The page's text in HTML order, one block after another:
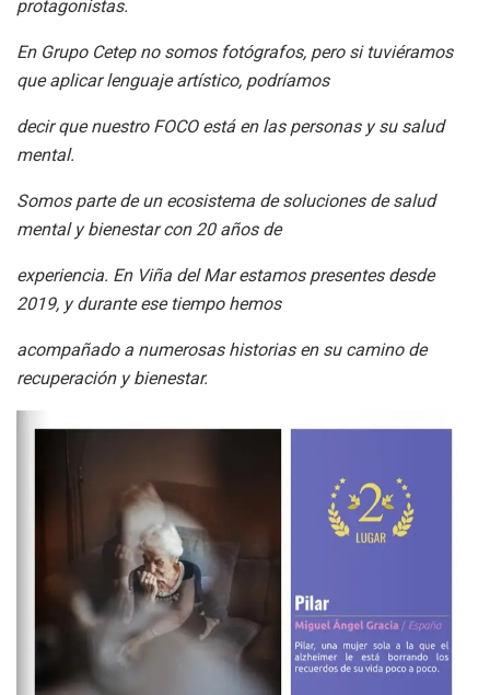
protagonistas.
En Grupo Cetep no somos fotógrafos, pero si tuviéramos
que aplicar lenguaje artístico, podríamos
decir que nuestro FOCO está en las personas y su salud
mental.
Somos parte de un ecosistema de soluciones de salud
mental y bienestar con 20 años de
experiencia. En Viña del Mar estamos presentes desde
2019, y durante ese tiempo hemos
acompañado a numerosas historias en su camino de
recuperación y bienestar.